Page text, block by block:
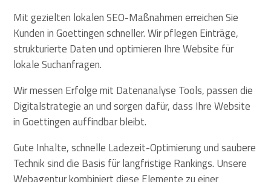
Mit gezielten lokalen SEO-Maßnahmen erreichen Sie
Kunden in Goettingen schneller. Wir pflegen Einträge,
strukturierte Daten und optimieren Ihre Website für
lokale Suchanfragen.
Wir messen Erfolge mit Datenanalyse Tools, passen die
Digitalstrategie an und sorgen dafür, dass Ihre Website
in Goettingen auffindbar bleibt.
Gute Inhalte, schnelle Ladezeit-Optimierung und saubere
Technik sind die Basis für langfristige Rankings. Unsere
Webagentur kombiniert diese Elemente zu einer